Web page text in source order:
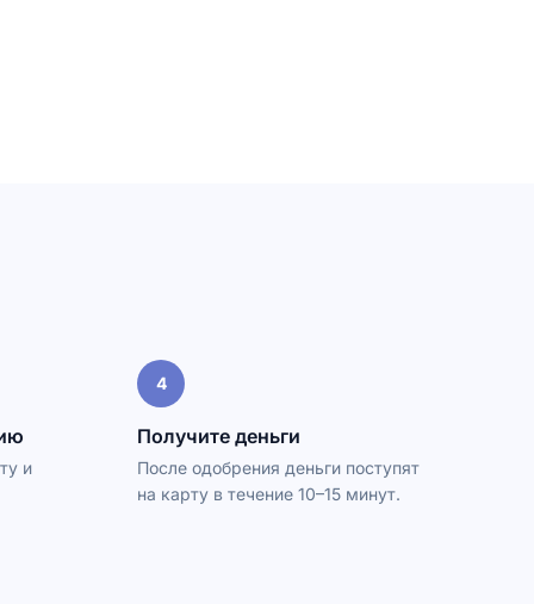
и
4
Получите деньги
После одобрения деньги поступят
на карту в течение 10–15 минут.